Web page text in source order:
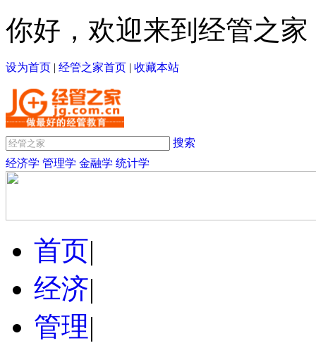
你好，欢迎来到经管之家
设为首页 | 经管之家首页 | 收藏本站
搜索
经济学 管理学 金融学 统计学
首页|
经济|
管理|